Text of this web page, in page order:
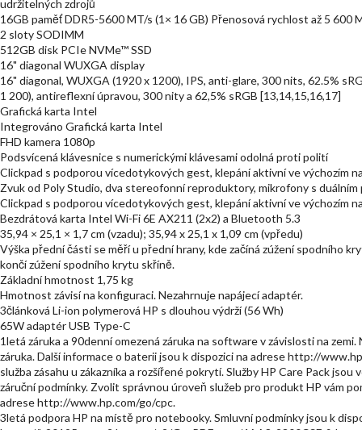
udržitelných zdrojů
16GB paměť DDR5-5600 MT/s (1× 16 GB) Přenosová rychlost až 5 600
2 sloty SODIMM
512GB disk PCIe NVMe™ SSD
16" diagonal WUXGA display
16" diagonal, WUXGA (1920 x 1200), IPS, anti-glare, 300 nits, 62.5%
1 200), antireflexní úpravou, 300 nity a 62,5% sRGB [13,14,15,16,17]
Grafická karta Intel
Integrováno Grafická karta Intel
FHD kamera 1080p
Podsvícená klávesnice s numerickými klávesami odolná proti polití
Clickpad s podporou vícedotykových gest, klepání aktivní ve výchozím
Zvuk od Poly Studio, dva stereofonní reproduktory, mikrofony s duálním
Clickpad s podporou vícedotykových gest, klepání aktivní ve výchozím
Bezdrátová karta Intel Wi-Fi 6E AX211 (2x2) a Bluetooth 5.3
35,94 × 25,1 × 1,7 cm (vzadu); 35,94 x 25,1 x 1,09 cm (vpředu)
Výška přední části se měří u přední hrany, kde začíná zúžení spodního
končí zúžení spodního krytu skříně.
Základní hmotnost 1,75 kg
Hmotnost závisí na konfiguraci. Nezahrnuje napájecí adaptér.
3článková Li-ion polymerová HP s dlouhou výdrží (56 Wh)
65W adaptér USB Type-C
1letá záruka a 90denní omezená záruka na software v závislosti na
záruka. Další informace o baterii jsou k dispozici na adrese http://
služba zásahu u zákazníka a rozšířené pokrytí. Služby HP Care Pack
záruční podmínky. Zvolit správnou úroveň služeb pro produkt HP vám
adrese http://www.hp.com/go/cpc.
3letá podpora HP na místě pro notebooky. Smluvní podmínky jsou k